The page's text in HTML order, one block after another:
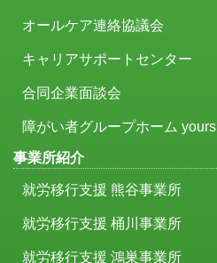
オールケア連絡協議会
キャリアサポートセンター
合同企業面談会
障がい者グループホーム yours
事業所紹介
就労移行支援 熊谷事業所
就労移行支援 桶川事業所
就労移行支援 鴻巣事業所